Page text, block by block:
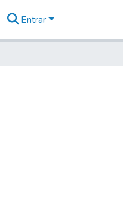
Entrar